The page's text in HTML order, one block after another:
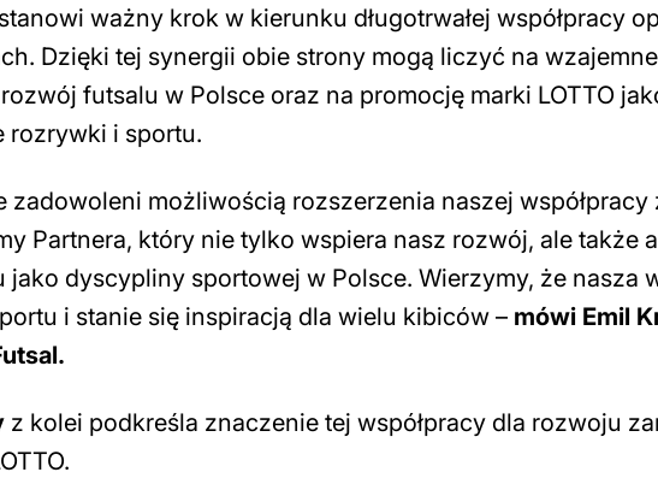
ważny krok w kierunku długotrwałej współpracy
Dzięki tej synergii obie strony mogą liczyć na
futsalu w Polsce oraz na promocję marki LOTTO
rozrywki i sportu.
zadowoleni możliwością rozszerzenia naszej współpracy
Partnera, który nie tylko wspiera nasz rozwój, ale także
dyscypliny sportowej w Polsce. Wierzymy, że nasza
i stanie się inspiracją dla wielu kibiców – mówi Emil
z kolei podkreśla znaczenie tej współpracy dla rozwoju